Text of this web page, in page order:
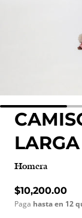
Homera
Precio normal
$10,200.00
Paga hasta en 12